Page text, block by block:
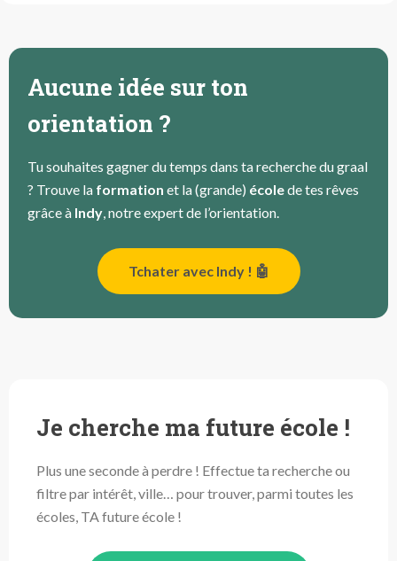
Aucune idée sur ton
orientation ?
Tu souhaites gagner du temps dans ta recherche du graal
? Trouve la formation et la (grande) écolede tes rêves
grâce à Indy, notre expert de l’orientation.
Tchater avec Indy ! 🤖
Je cherche ma future école !
Plus une seconde à perdre ! Effectue ta recherche ou
filtre par intérêt, ville… pour trouver, parmi toutes les
écoles, TA future école !